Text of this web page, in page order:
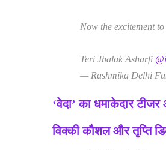
Now the excitement
Teri Jhalak Asharfi
— Rashmika Delhi
‘वेदा’ का धमाकेदार
विक्की कौशल और तृप्ति